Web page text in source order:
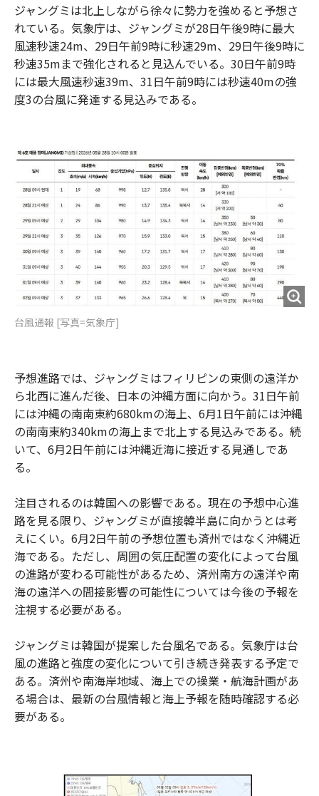
ジャングミは北上しながら徐々に勢力を強めると予想さ
れている。気象庁は、ジャングミが28日午後9時に最大
風速秒速24m、29日午前9時に秒速29m、29日午後9時に
秒速35mまで強化されると見込んでいる。30日午前9時
には最大風速秒速39m、31日午前9時には秒速40mの強
度3の台風に発達する見込みである。
台風通報 [写真=気象庁]
予想進路では、ジャングミはフィリピンの東側の遠洋か
ら北西に進んだ後、日本の沖縄方面に向かう。31日午前
には沖縄の南南東約680kmの海上、6月1日午前には沖縄
の南南東約340kmの海上まで北上する見込みである。続
いて、6月2日午前には沖縄近海に接近する見通しであ
る。
注目されるのは韓国への影響である。現在の予想中心進
路を見る限り、ジャングミが直接韓半島に向かうとは考
えにくい。6月2日午前の予想位置も済州ではなく沖縄近
海である。ただし、周囲の気圧配置の変化によって台風
の進路が変わる可能性があるため、済州南方の遠洋や南
海の遠洋への間接影響の可能性については今後の予報を
注視する必要がある。
ジャングミは韓国が提案した台風名である。気象庁は台
風の進路と強度の変化について引き続き発表する予定で
ある。済州や南海岸地域、海上での操業・航海計画があ
る場合は、最新の台風情報と海上予報を随時確認する必
要がある。